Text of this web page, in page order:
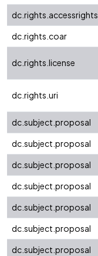
dc.rights.accessrights
dc.rights.coar
dc.rights.license
dc.rights.uri
dc.subject.proposal
dc.subject.proposal
dc.subject.proposal
dc.subject.proposal
dc.subject.proposal
dc.subject.proposal
dc.subject.proposal